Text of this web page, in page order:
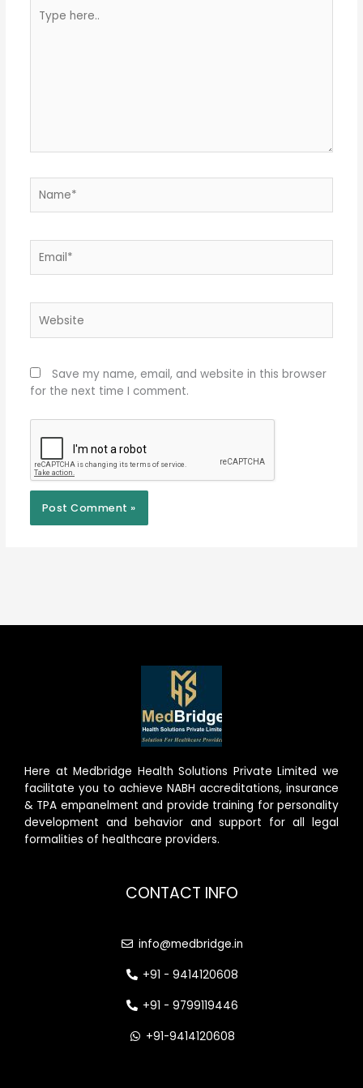
here..
Save my name, email, and website in this browser
for the next time I comment.
Here at Medbridge Health Solutions Private Limited we
facilitate you to achieve NABH accreditations, insurance
& TPA empanelment and provide training for personality
development and behavior and support for all legal
formalities of healthcare providers.
CONTACT INFO
info@medbridge.in
+91 - 9414120608
+91 - 9799119446
+91-9414120608